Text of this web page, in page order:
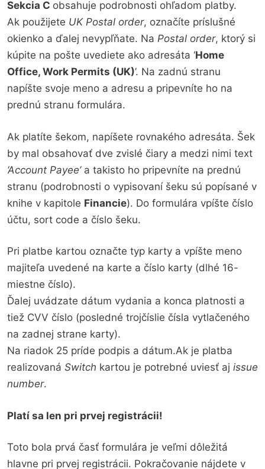
Sekcia C obsahuje podrobnosti ohľadom platby.
Ak použijete UK Postal order, označíte príslušné
okienko a ďalej nevypľňate. Na Postal order, ktorý si
kúpite na pošte uvediete ako adresáta ‘Home
Office, Work Permits (UK)’. Na zadnú stranu
napíšte svoje meno a adresu a pripevníte ho na
prednú stranu formulára.
Ak platíte šekom, napíšete rovnakého adresáta. Šek
by mal obsahovať dve zvislé čiary a medzi nimi text
‘Account Payee’a takisto ho pripevníte na prednú
stranu (podrobnosti o vypisovaní šeku sú popísané v
knihe v kapitole Financie). Do formulára vpíšte číslo
účtu, sort code a číslo šeku.
Pri platbe kartou označte typ karty a vpíšte meno
majiteľa uvedené na karte a číslo karty (dlhé 16-
miestne číslo).
Ďalej uvádzate dátum vydania a konca platnosti a
tiež CVV číslo (posledné trojčíslie čísla vytlačeného
na zadnej strane karty).
Na riadok 25 príde podpis a dátum.Ak je platba
realizovaná Switch kartou je potrebné uviesť aj issue
number.
Platí sa len pri prvej registrácii!
Toto bola prvá časť formulára je veľmi dôležitá
hlavne pri prvej registrácii. Pokračovanie nájdete v